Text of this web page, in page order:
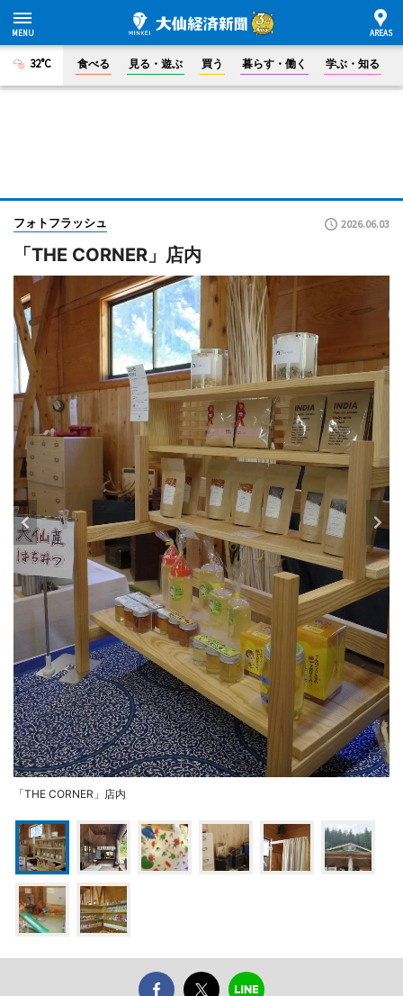
32°C 食べる 見る・遊ぶ 買う 暮らす・働く 学ぶ・知る
フォトフラッシュ 2026.06.03
「THE CORNER」店内
「THE CORNER」店内